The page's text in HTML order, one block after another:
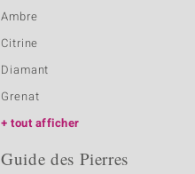
Ambre
Citrine
Diamant
Grenat
tout afficher
Guide des Pierres